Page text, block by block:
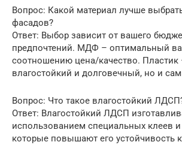
Вопрос: Какой материал лучше
фасадов?
Ответ: Выбор зависит от вашего
предпочтений. МДФ – оптимальный
соотношению цена/качество.
влагостойкий и долговечный, но и
Вопрос: Что такое влагостойкий
Ответ: Влагостойкий ЛДСП
использованием специальных клеев
которые повышают его устойчивость